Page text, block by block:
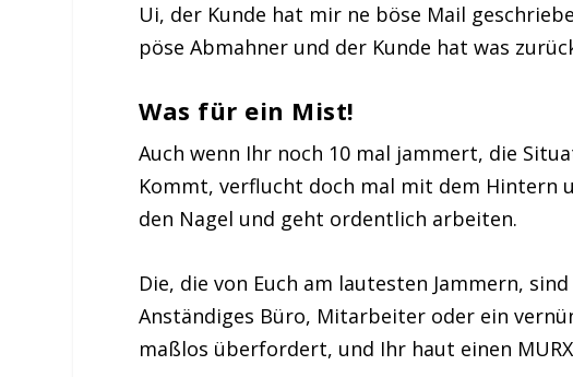
Ui, der Kunde hat mir ne böse Mail
pöse Abmahner und der Kunde hat was
Was für ein Mist!
Auch wenn Ihr noch 10 mal jammert, die
Kommt, verflucht doch mal mit dem Hintern
den Nagel und geht ordentlich arbeiten.
Die, die von Euch am lautesten Jammern,
Anständiges Büro, Mitarbeiter oder ein
maßlos überfordert, und Ihr haut einen